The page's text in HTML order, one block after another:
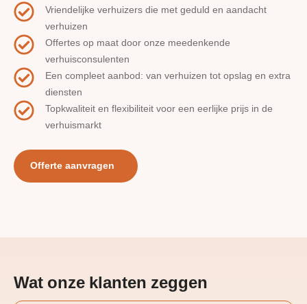
Vriendelijke verhuizers die met geduld en aandacht
verhuizen
Offertes op maat door onze meedenkende
verhuisconsulenten
Een compleet aanbod: van verhuizen tot opslag en extra
diensten
Topkwaliteit en flexibiliteit voor een eerlijke prijs in de
verhuismarkt
Offerte aanvragen
Wat onze klanten zeggen